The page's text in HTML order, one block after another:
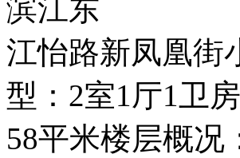
滨江东
江怡路新凤凰街
型：2室1厅1卫
58平米楼层概况